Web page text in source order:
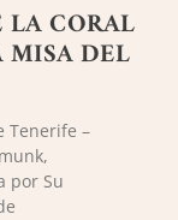
LA CORAL
MISA DEL
Tenerife –
por Su